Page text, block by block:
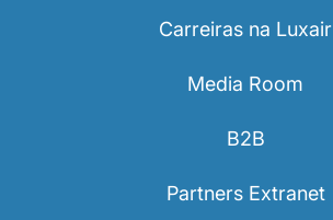
Carreiras na Luxair
Media Room
B2B
Partners Extranet